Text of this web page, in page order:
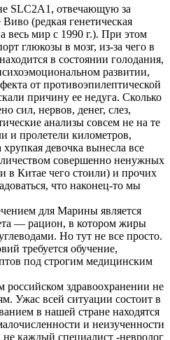
SLC2A1, отвечающую за
(редкая генетическая
весь мир с 1990 г.). При этом
глюкозы в мозг, из-за чего в
в состоянии голодания,
развитии,
от противоэпилептической
причину ее недуга. Сколько
сил, нервов, денег, слез,
анализы совсем не на те
и пролетели километров,
девочка вынесла все
совершенно ненужных
в Китае чего стоили) и прочих
что наконец-то мы
для Марины является
— рацион, в котором жиры
Но тут не все просто.
требуется обучение,
под строгим медицинским
здравоохранении не
Ужас всей ситуации состоит в
в нашей стране находятся
и неизученности
каждый специалист -невролог